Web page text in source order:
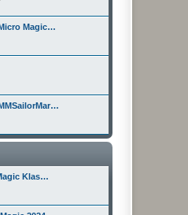
u
e
r
Magic…
Klas…